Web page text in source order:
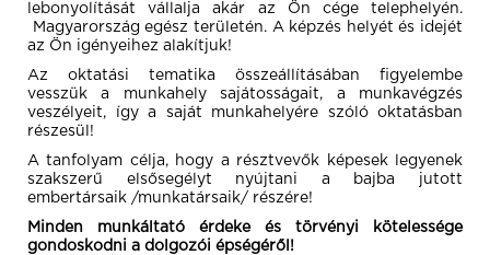
lebonyolítását vállalja akár az Ön cége telephelyén.
Magyarország egész területén. A képzés helyét és idejét
az Ön igényeihez alakítjuk!
Az oktatási tematika összeállításában figyelembe
vesszük a munkahely sajátosságait, a munkavégzés
veszélyeit, így a saját munkahelyére szóló oktatásban
részesül!
A tanfolyam célja, hogy a résztvevők képesek legyenek
szakszerű elsősegélyt nyújtani a bajba jutott
embertársaik /munkatársaik/ részére!
Minden munkáltató érdeke és törvényi kötelessége
gondoskodni a dolgozói épségéről!